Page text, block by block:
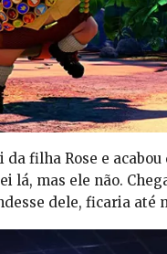
filha Rose e
lá, mas ele não.
dele, ficaria até